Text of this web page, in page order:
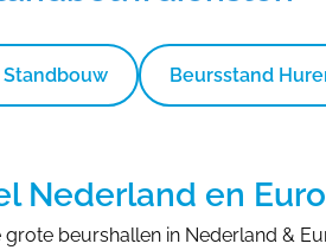
Beursstand
Nederland en
beurshallen in Nederland &